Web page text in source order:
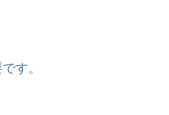
す。